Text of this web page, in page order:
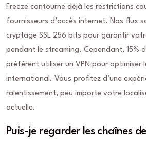
Freeze contourne déjà les restrictions
fournisseurs d’accès internet. Nos flux
cryptage SSL 256 bits pour garantir
pendant le streaming. Cependant, 15%
préfèrent utiliser un VPN pour optimiser
international. Vous profitez d’une
ralentissement, peu importe votre
actuelle.
Puis-je regarder les chaînes